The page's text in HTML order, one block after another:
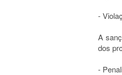
-
A
dos
-